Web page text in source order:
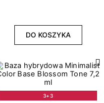
DO KOSZYKA
3+3